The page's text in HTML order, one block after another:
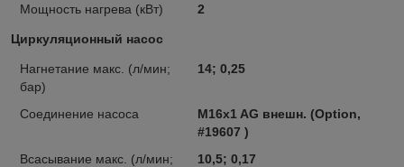
Мощность нагрева (кВт) 2
Циркуляционный насос
Нагнетание макс. (л/мин;
бар)
14; 0,25
Соединение насоса
M16x1 AG внешн. (Option,
#19607 )
Всасывание макс. (л/мин;
10,5; 0,17